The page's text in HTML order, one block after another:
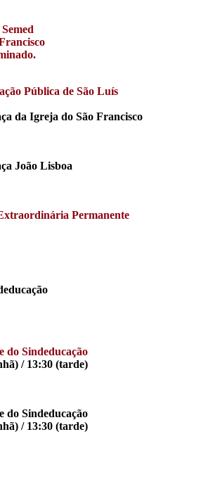
Pública de São Luís
da Igreja do São Francisco
João Lisboa
Permanente
do Sindeducação
/ 13:30 (tarde)
do Sindeducação
/ 13:30 (tarde)